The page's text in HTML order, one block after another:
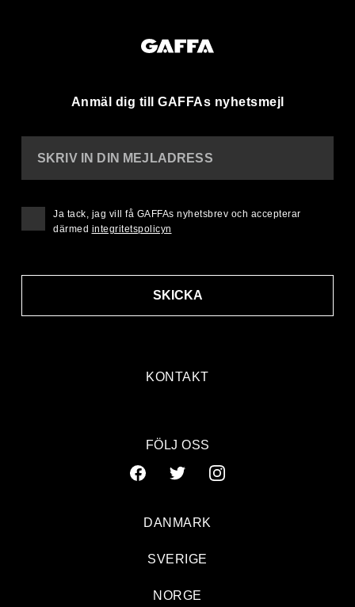
Anmäl dig till GAFFAs nyhetsmejl
KONTAKT
SKRIV IN DIN MEJLADRESS
SKICKA
Ja tack, jag vill få GAFFAs nyhetsbrev och accepterar
därmed integritetspolicyn
FÖLJ OSS
DANMARK
SVERIGE
NORGE